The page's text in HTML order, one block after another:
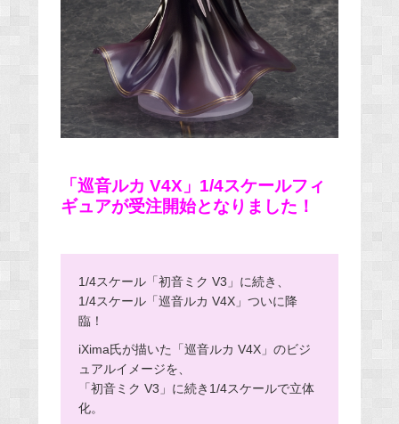
「巡音ルカ V4X」1/4スケールフィ
ギュアが受注開始となりました！
1/4スケール「初音ミク V3」に続き、
1/4スケール「巡音ルカ V4X」ついに降
臨！
iXima氏が描いた「巡音ルカ V4X」のビジ
ュアルイメージを、
「初音ミク V3」に続き1/4スケールで立体
化。